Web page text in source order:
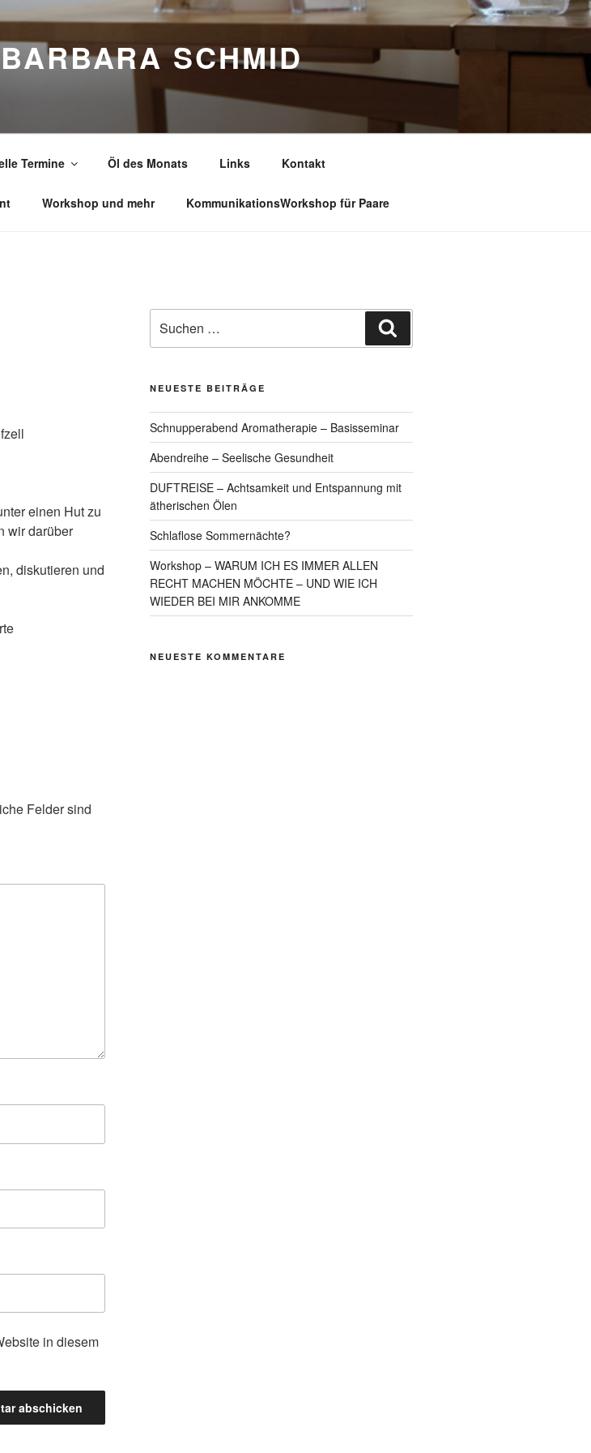
SCHMID
Termine Öl des Monats Links Kontakt
Workshop und mehr KommunikationsWorkshop für Paare
einen Hut zu
wir darüber
diskutieren und
Felder sind
in diesem
nach:
NEUESTE BEITRÄGE
Schnupperabend Aromatherapie – Basisseminar
Abendreihe – Seelische Gesundheit
DUFTREISE – Achtsamkeit und Entspannung mit
ätherischen Ölen
Schlaflose Sommernächte?
Workshop – WARUM ICH ES IMMER ALLEN
RECHT MACHEN MÖCHTE – UND WIE ICH
WIEDER BEI MIR ANKOMME
NEUESTE KOMMENTARE